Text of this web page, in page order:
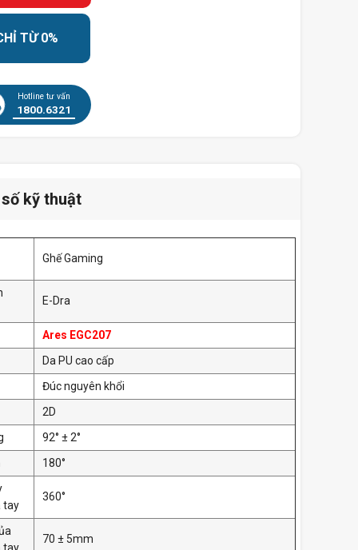
TỪ 0%
Hotline tư vấn
1800.6321
kỹ thuật
Ghế Gaming
E-Dra
Ares EGC207
Da PU cao cấp
Đúc nguyên khổi
2D
92° ± 2°
180°
tay
360°
70 ± 5mm